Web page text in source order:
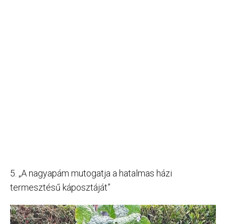
5. „A nagyapám mutogatja a hatalmas házi
termesztésű káposztáját”